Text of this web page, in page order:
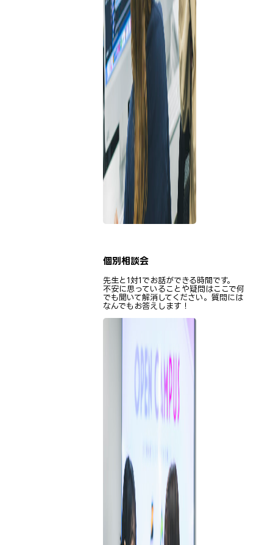
個別相談会
先生と1対1でお話ができる時間です。
不安に思っていることや疑問はここで何
でも聞いて解消してください。質問には
なんでもお答えします！